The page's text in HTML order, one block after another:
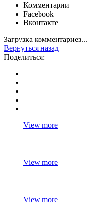
Комментарии
Facebook
Вконтакте
Загрузка комментариев...
Вернуться назад
Поделиться:
View more
View more
View more